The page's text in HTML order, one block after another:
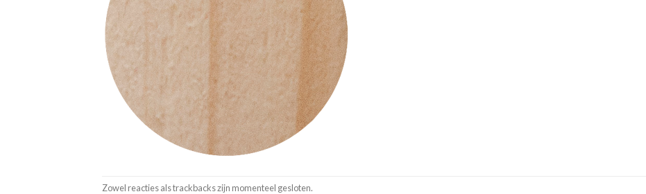
Zowel reacties als trackbacks zijn momenteel gesloten.